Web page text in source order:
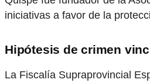
iniciativas a favor de la
Hipótesis de crimen
La Fiscalía Supraprovincial